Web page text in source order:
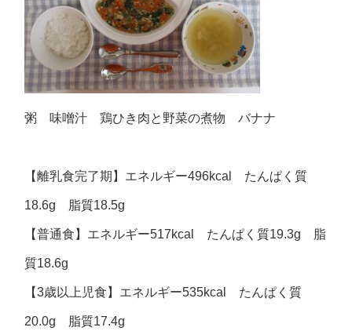
粥 味噌汁 鶏ひき肉と野菜の煮物 バナナ
【離乳食完了期】エネルギー496kcal たんぱく質
18.6g 脂質18.5g
【普通食】エネルギー517kcal たんぱく質19.3g 脂
質18.6g
【3歳以上児食】エネルギー535kcal たんぱく質
20.0g 脂質17.4g